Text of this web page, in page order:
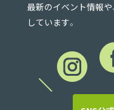
最新のイベント情報
しています。